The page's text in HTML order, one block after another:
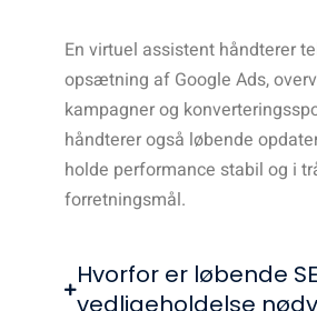
En virtuel assistent håndterer
opsætning af Google Ads,
kampagner og
håndterer også løbende
holde performance stabil og i
forretningsmål.
Hvorfor er løbende
vedligeholdelse